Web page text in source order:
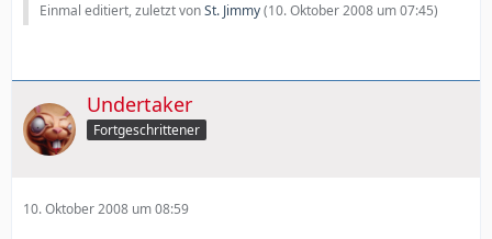
Einmal editiert, zuletzt vonSt. Jimmy(10. Oktober 2008 um 07:45)
Undertaker
Fortgeschrittener
10. Oktober 2008 um 08:59